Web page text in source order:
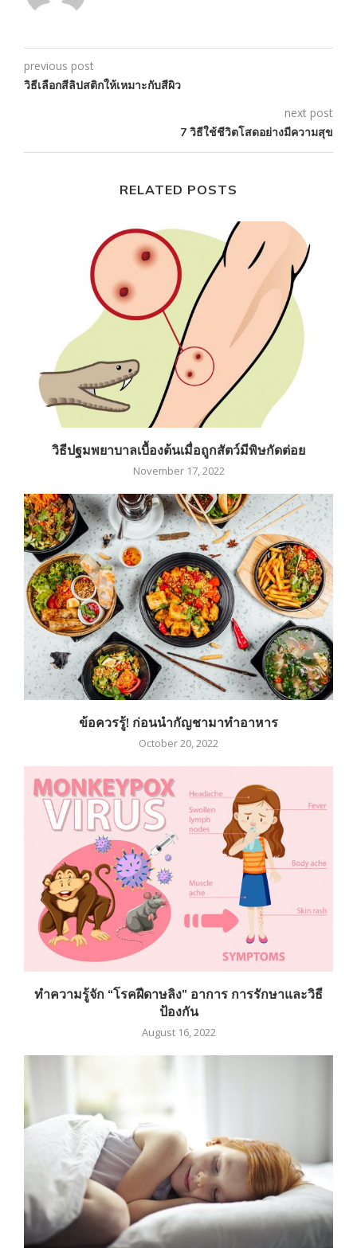
previous post
วิธีเลือกสีลิปสติกให้เหมาะกับสีผิว
next post
7 วิธีใช้ชีวิตโสดอย่างมีความสุข
RELATED POSTS
วิธีปฐมพยาบาลเบื้องต้นเมื่อถูกสัตว์มีพิษกัดต่อย
November 17, 2022
ข้อควรรู้! ก่อนนำกัญชามาทำอาหาร
October 20, 2022
ทำความรู้จัก “โรคฝีดาษลิง” อาการ การรักษาและวิธี
ป้องกัน
August 16, 2022